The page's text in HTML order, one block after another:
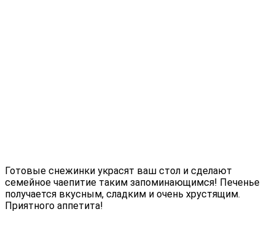
Готовые снежинки украсят ваш стол и сделают
семейное чаепитие таким запоминающимся! Печенье
получается вкусным, сладким и очень хрустящим.
Приятного аппетита!